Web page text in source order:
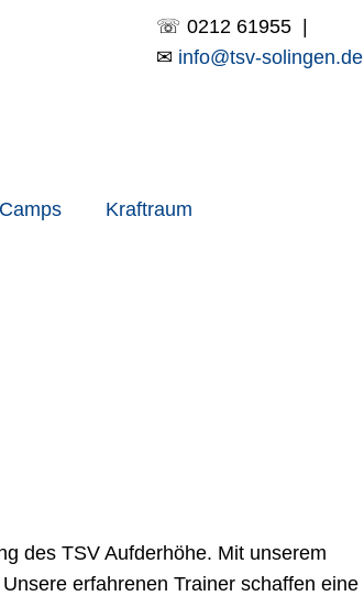
☏ 0212 61955 |
✉ info@tsv-solingen.de
Kraftraum
des TSV Aufderhöhe. Mit unserem
erfahrenen Trainer schaffen eine